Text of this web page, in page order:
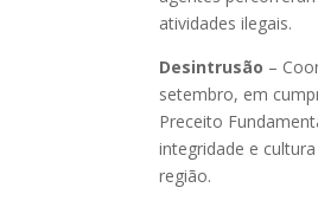
atividades ilegais.
Desintrusão –
setembro, em
Preceito
integridade e
região.